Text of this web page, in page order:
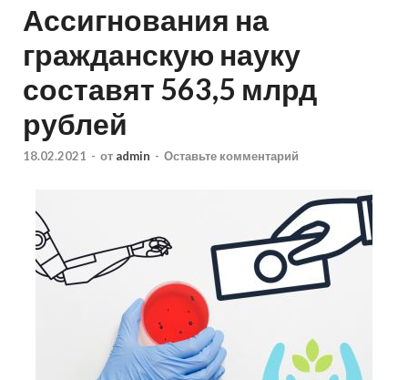
Ассигнования на
гражданскую науку
составят 563,5 млрд
рублей
18.02.2021 - от admin - Оставьте комментарий